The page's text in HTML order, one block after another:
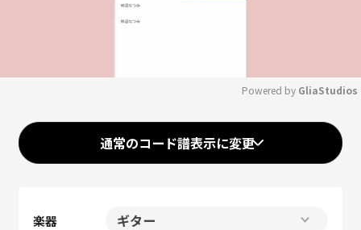
Mute
Powered by GliaStudios
通常のコード譜表示に変更
楽器